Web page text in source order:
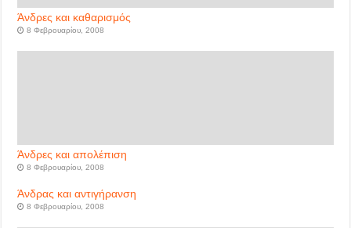
Άνδρες και καθαρισμός
8 Φεβρουαρίου, 2008
Άνδρες και απολέπιση
8 Φεβρουαρίου, 2008
Άνδρας και αντιγήρανση
8 Φεβρουαρίου, 2008